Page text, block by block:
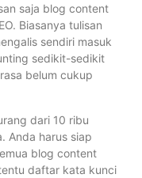
saja blog content
Biasanya tulisan
sendiri masuk
sedikit-sedikit
belum cukup
dari 10 ribu
Anda harus siap
blog content
daftar kata kunci